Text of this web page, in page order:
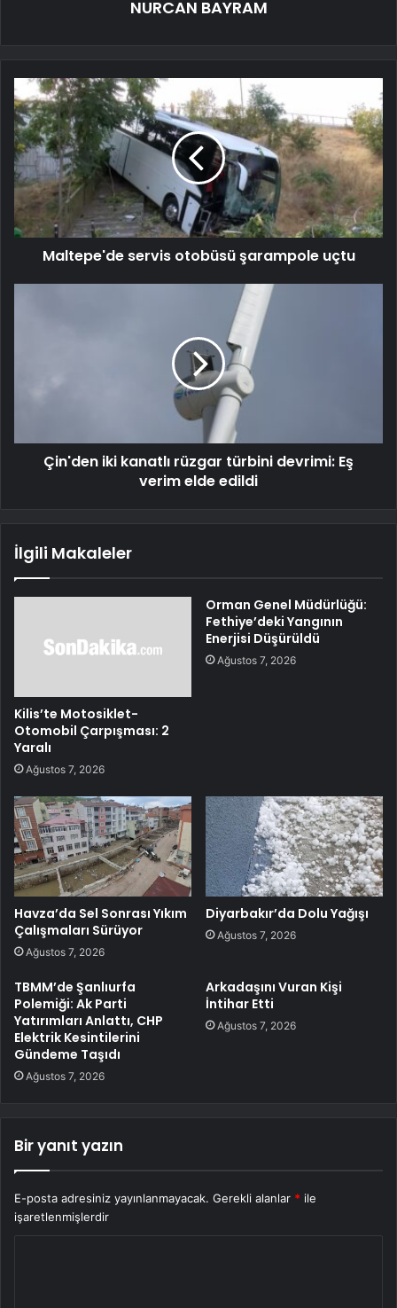
NURCAN BAYRAM
Maltepe'de servis otobüsü şarampole uçtu
Çin'den iki kanatlı rüzgar türbini devrimi: Eş
verim elde edildi
İlgili Makaleler
Kilis’te Motosiklet-
Otomobil Çarpışması: 2
Yaralı
Ağustos 7, 2026
Orman Genel Müdürlüğü:
Fethiye’deki Yangının
Enerjisi Düşürüldü
Ağustos 7, 2026
Havza’da Sel Sonrası Yıkım
Çalışmaları Sürüyor
Ağustos 7, 2026
Diyarbakır’da Dolu Yağışı
Ağustos 7, 2026
TBMM’de Şanlıurfa
Polemiği: Ak Parti
Yatırımları Anlattı, CHP
Elektrik Kesintilerini
Gündeme Taşıdı
Ağustos 7, 2026
Arkadaşını Vuran Kişi
İntihar Etti
Ağustos 7, 2026
Bir yanıt yazın
E-posta adresiniz yayınlanmayacak. Gerekli alanlar * ile
işaretlenmişlerdir